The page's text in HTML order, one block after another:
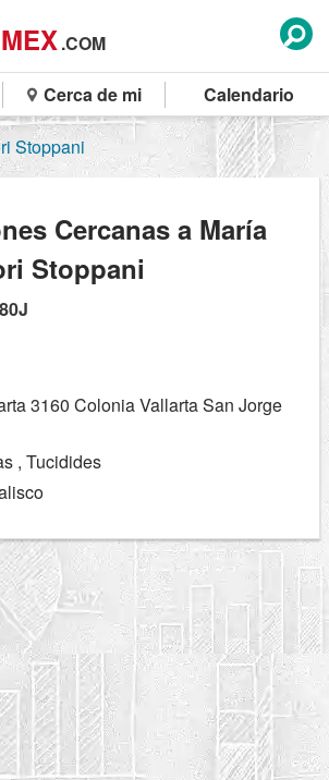
MEX.COM
Cerca de mi Calendario
Stoppani
Cercanas a María
Stoppani
3160 Colonia Vallarta San Jorge
, Tucidides